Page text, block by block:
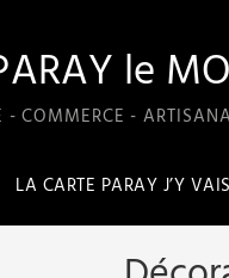
le
- COMMERCE -
LA CARTE PARAY J’Y VAIS